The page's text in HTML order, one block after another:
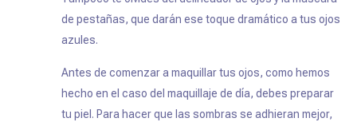
de pestañas, que darán ese toque dramático a tus ojos
azules.
Antes de comenzar a maquillar tus ojos, como hemos
hecho en el caso del maquillaje de día, debes preparar
tu piel. Para hacer que las sombras se adhieran mejor,